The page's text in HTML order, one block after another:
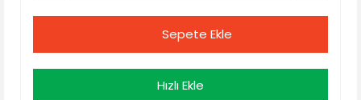
Sepete Ekle
Hızlı Ekle